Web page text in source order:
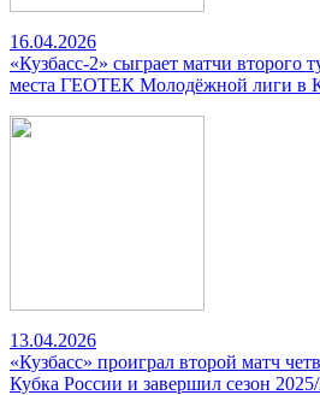
16.04.2026
«Кузбасс-2» сыграет матчи второго
места ГЕОТЕК Молодёжной лиги в
13.04.2026
«Кузбасс» проиграл второй матч
Кубка России и завершил сезон